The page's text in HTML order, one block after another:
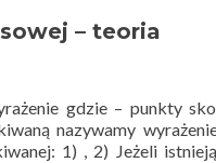
teoria
– teoria
gdzie – punkty
nazywamy
1) , 2) Jeżeli